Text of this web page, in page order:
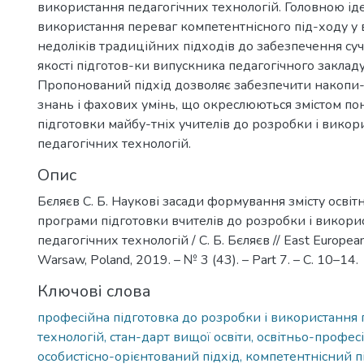
використання педагогічних технологій. Головною
використання переваг компетентнісного під-ходу у
недоліків традиційних підходів до забезпечення
якості підготов-ки випускника педагогічного
Пропонований підхід дозволяє забезпечити
знань і фахових умінь, що окреслюються змістом
підготовки майбу-тніх учителів до розробки і
педагогічних технологій.
Опис
Бєляєв С. Б. Наукові засади формування змісту
програми підготовки вчителів до розробки і
педагогічних технологій / С. Б. Бєляєв // East
Warsaw, Poland, 2019. – № 3 (43). – Рart 7. – С. 10–14.
Ключові слова
професійна підготовка до розробки і використання
технологій, стан-дарт вищої освіти, освітньо-
особистісно-орієнтований підхід, компетентнісний